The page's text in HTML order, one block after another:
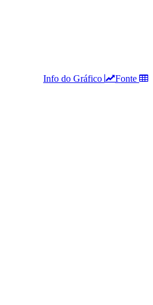
Fonte
Info do Gráfico